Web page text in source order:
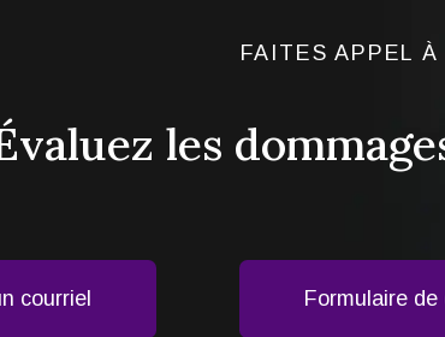
FAITES APPEL À
les
courriel Formulaire